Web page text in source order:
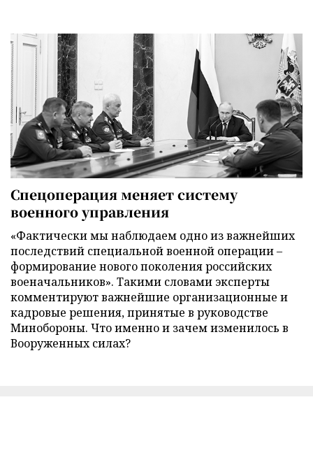
Спецоперация меняет систему
военного управления
«Фактически мы наблюдаем одно из важнейших
последствий специальной военной операции –
формирование нового поколения российских
военачальников». Такими словами эксперты
комментируют важнейшие организационные и
кадровые решения, принятые в руководстве
Минобороны. Что именно и зачем изменилось в
Вооруженных силах?